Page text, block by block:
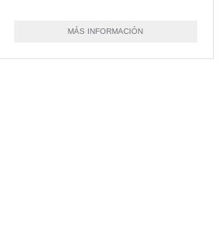
MÁS INFORMACIÓN